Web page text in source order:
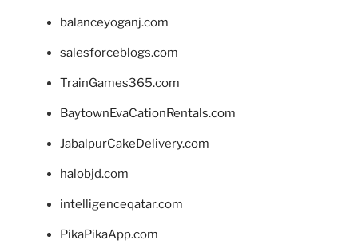
balanceyoganj.com
salesforceblogs.com
TrainGames365.com
BaytownEvaCationRentals.com
JabalpurCakeDelivery.com
halobjd.com
intelligenceqatar.com
PikaPikaApp.com